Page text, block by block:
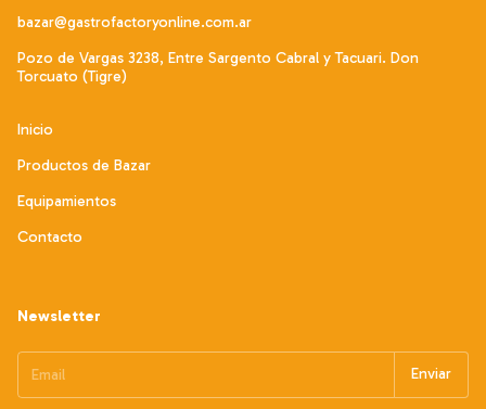
bazar@gastrofactoryonline.com.ar
Pozo de Vargas 3238, Entre Sargento Cabral y Tacuari. Don
Torcuato (Tigre)
Inicio
Productos de Bazar
Equipamientos
Contacto
Newsletter